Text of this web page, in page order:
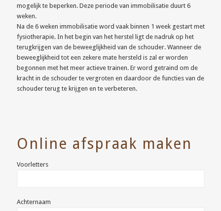
mogelijk te beperken. Deze periode van immobilisatie duurt 6
weken.
Na de 6 weken immobilisatie word vaak binnen 1 week gestart met
fysiotherapie. In het begin van het herstel ligt de nadruk op het
terugkrijgen van de beweeglijkheid van de schouder. Wanneer de
beweeglijkheid tot een zekere mate hersteld is zal er worden
begonnen met het meer actieve trainen. Er word getraind om de
kracht in de schouder te vergroten en daardoor de functies van de
schouder terug te krijgen en te verbeteren.
Online afspraak maken
Voorletters
Achternaam